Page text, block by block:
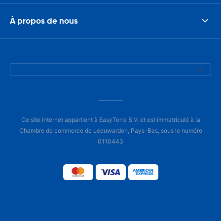
À propos de nous
Ce site internet appartient à EasyTerra B.V. et est immatriculé à la
Chambre de commerce de Leeuwarden, Pays-Bas, sous le numéro
0110443